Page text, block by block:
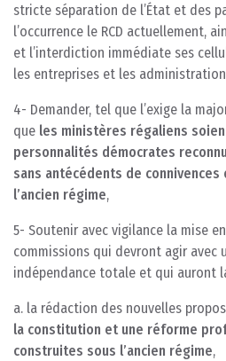
stricte séparation de l’État et des
l’occurrence le RCD actuellement,
et l’interdiction immédiate ses
les entreprises et les
4- Demander, tel que l’exige la
que les ministères régaliens
personnalités démocrates
sans antécédents de
l’ancien régime,
5- Soutenir avec vigilance la mise
commissions qui devront agir avec
indépendance totale et qui auront
a. la rédaction des nouvelles
la constitution et une réforme
construites sous l’ancien régime,